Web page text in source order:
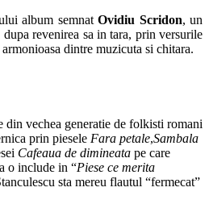
album semnat Ovidiu Scridon, un
revenirea sa in tara, prin versurile
dintre muzicuta si chitara.
din vechea generatie de folkisti romani
prin piesele Fara petale,Sambala
Cafeaua de dimineata pe care
o include in “Piese ce merita
sta mereu flautul “fermecat”